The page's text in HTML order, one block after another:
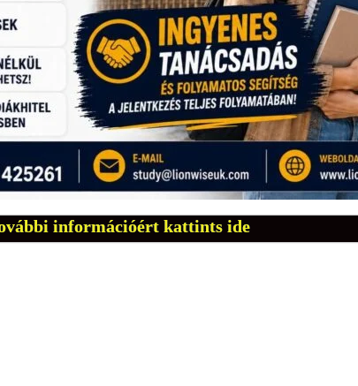
információért kattints ide